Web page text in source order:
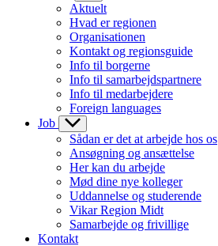
Aktuelt
Hvad er regionen
Organisationen
Kontakt og regionsguide
Info til borgerne
Info til samarbejdspartnere
Info til medarbejdere
Foreign languages
Job
Sådan er det at arbejde hos os
Ansøgning og ansættelse
Her kan du arbejde
Mød dine nye kolleger
Uddannelse og studerende
Vikar Region Midt
Samarbejde og frivillige
Kontakt